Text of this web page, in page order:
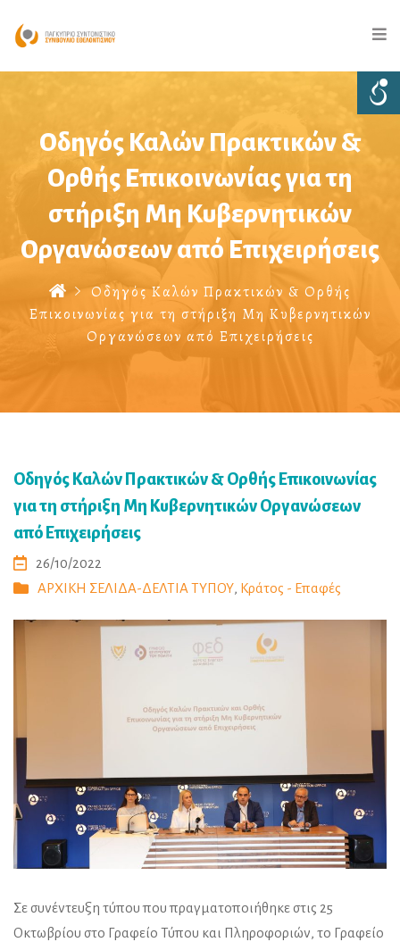
Οδηγός Καλών Πρακτικών &
Ορθής Επικοινωνίας για τη
στήριξη Μη Κυβερνητικών
Οργανώσεων από Επιχειρήσεις
Οδηγός Καλών Πρακτικών & Ορθής
Επικοινωνίας για τη στήριξη Μη Κυβερνητικών
Οργανώσεων από Επιχειρήσεις
Οδηγός Καλών Πρακτικών & Ορθής Επικοινωνίας
για τη στήριξη Μη Κυβερνητικών Οργανώσεων
από Επιχειρήσεις
26/10/2022
ΑΡΧΙΚΗ ΣΕΛΙΔΑ-ΔΕΛΤΙΑ ΤΥΠΟΥ, Κράτος - Επαφές
Σε συνέντευξη τύπου που πραγματοποιήθηκε στις 25
Οκτωβρίου στο Γραφείο Τύπου και Πληροφοριών, το Γραφείο